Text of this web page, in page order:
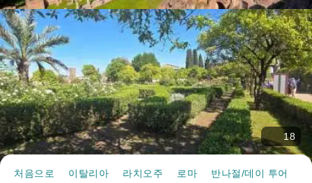
18
처음으로 이탈리아 라치오주 로마 반나절/데이 투어